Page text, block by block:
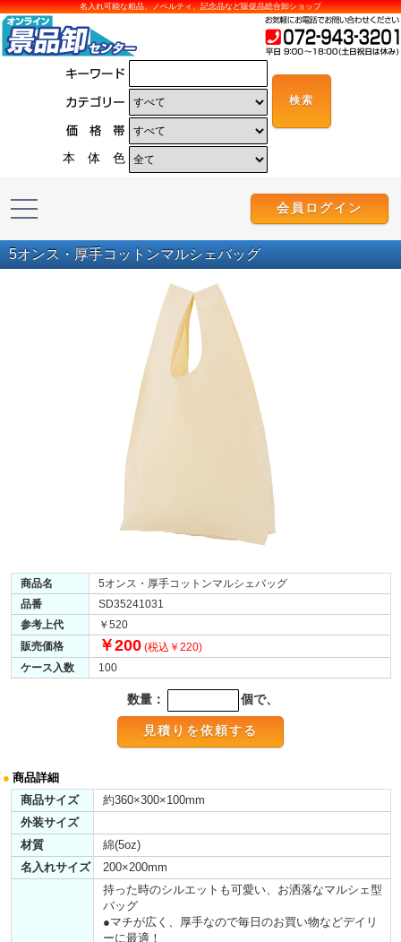
名入れ可能な粗品、ノベルティ、記念品など販促品総合卸ショップ
本 体 色
会員ログイン
5オンス・厚手コットンマルシェバッグ
商品名
5オンス・厚手コットンマルシェバッグ
品番
SD35241031
参考上代
￥520
販売価格
￥200 (税込￥220)
ケース入数
100
数量： 個で、
● 商品詳細
商品サイズ
約360×300×100mm
外装サイズ
材質
綿(5oz)
名入れサイズ
200×200mm
持った時のシルエットも可愛い、お洒落なマルシェ型
バッグ
●マチが広く、厚手なので毎日のお買い物などデイリ
ーに最適！